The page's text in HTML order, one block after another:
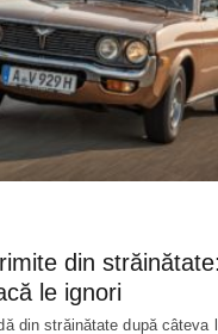
din
le ignori
din străinătate după câteva